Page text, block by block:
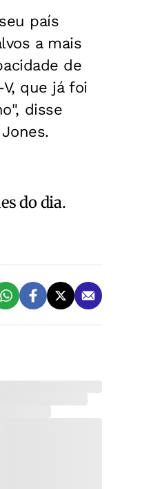
país
a mais
de
que já foi
disse
do dia.